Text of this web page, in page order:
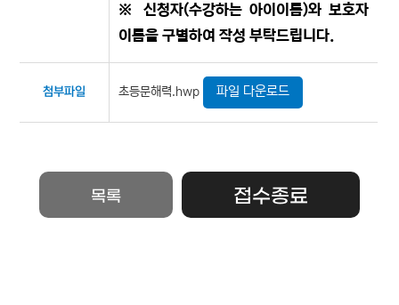
※ 신청자(수강하는 아이이름)와 보호자
이름을 구별하여 작성 부탁드립니다.
첨부파일 초등문해력.hwp 파일 다운로드
목록 접수종료